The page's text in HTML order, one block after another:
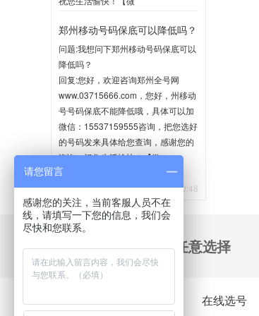
2020-06-02 10:35
郑州移动号码保底可以降低吗？
问题:我想问下郑州移动号码保底可以
降低吗？
回复:您好，欢迎咨询郑州全号网
www.03715666.com，您好，州移动
号号码保底不能降低哦，具体可以加
微信：15537159555咨询，把您选好
的号码发来具体给您查询，感谢您的
咨询，祝您生活愉快！【微
信:15537159555】
2020-05-21 10:48
千万号码 任意选择
关于我们 在线选号
请您留言
感谢您的关注，当前客服人员不在
线，请填写一下您的信息，我们会
尽快和您联系。